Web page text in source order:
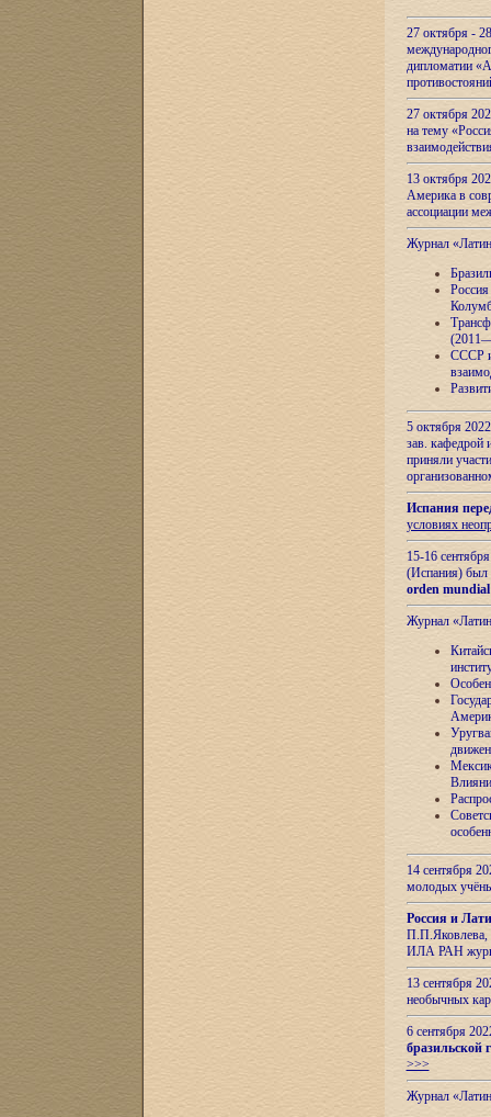
27 октября -
дипломатии
27 октября
на тему
13 октября
Америка в
ассоциации
Журнал
СССР и
5 октября
зав.
приняли
Испания
условиях
15-16
(Испания) был
orden
Журнал
14 сентября
молодых
Россия и
П.П.Яковлева,
ИЛА РАН
13 сентября
необычных
6 сентября
бразильской
>>>
Журнал